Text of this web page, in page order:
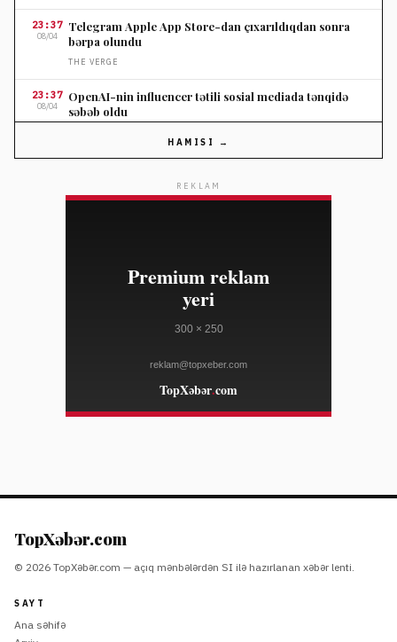
23:37
08/04
Telegram Apple App Store-dan çıxarıldıqdan sonra
bərpa olundu
THE VERGE
23:37
08/04
OpenAI-nin influencer tətili sosial mediada tənqidə
səbəb oldu
ELLE
Marko Rubio Hörmüz Boğazında Gömrük Sazişi üzrə
irəliləyişdən xəbər verib
mürəkkəb edə bilər
WWD
HAMISI →
REKLAM
TopXəbər.com
© 2026 TopXəbər.com — açıq mənbələrdən SI ilə hazırlanan xəbər lenti.
SAYT
Ana səhifə